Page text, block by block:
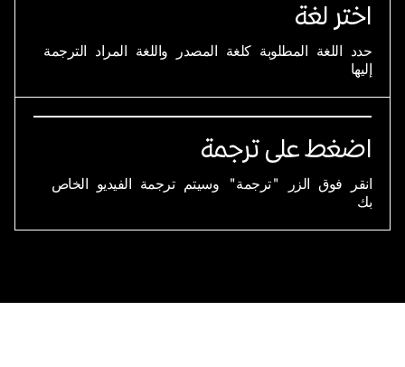
اختر لغة
حدد اللغة المطلوبة كلغة المصدر واللغة المراد الترجمة
إليها
اضغط على ترجمة
انقر فوق الزر "ترجمة" وسيتم ترجمة الفيديو الخاص
بك